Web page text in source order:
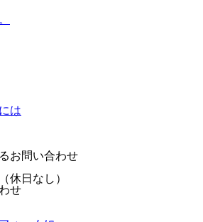
は
お問い合わせ
休日なし）
せ